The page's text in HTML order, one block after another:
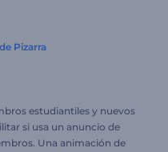
Pizarra
estudiantiles y nuevos
si usa un anuncio de
Una animación de